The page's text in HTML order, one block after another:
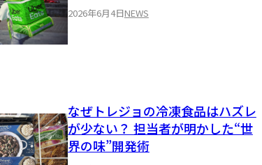
2026年6月4日NEWS
なぜトレジョの冷凍食品はハズレ
が少ない？ 担当者が明かした“世
界の味”開発術